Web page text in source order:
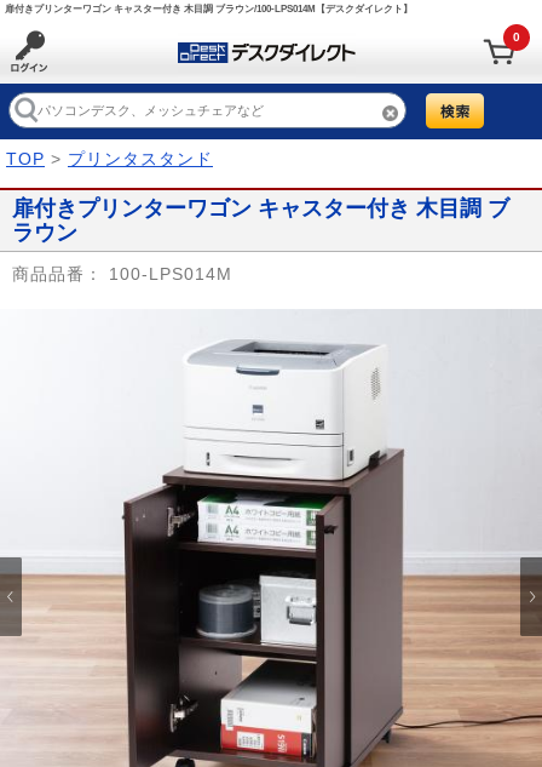
扉付きプリンターワゴン キャスター付き 木目調 ブラウン/100-LPS014M【デスクダイレクト】
0
TOP > プリンタスタンド
扉付きプリンターワゴン キャスター付き 木目調 ブ
ラウン
商品品番： 100-LPS014M